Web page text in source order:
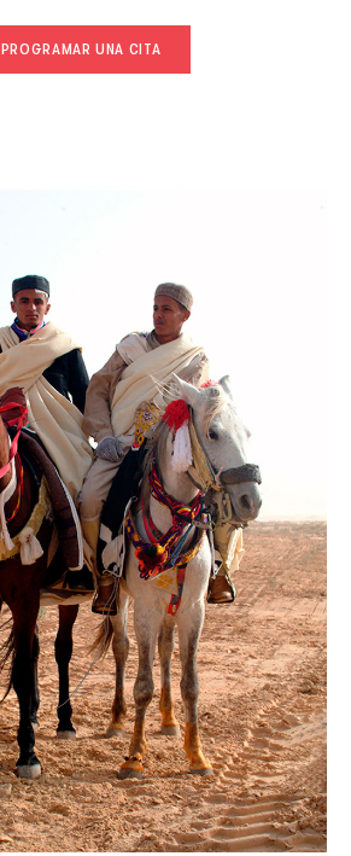
PROGRAMAR UNA CITA